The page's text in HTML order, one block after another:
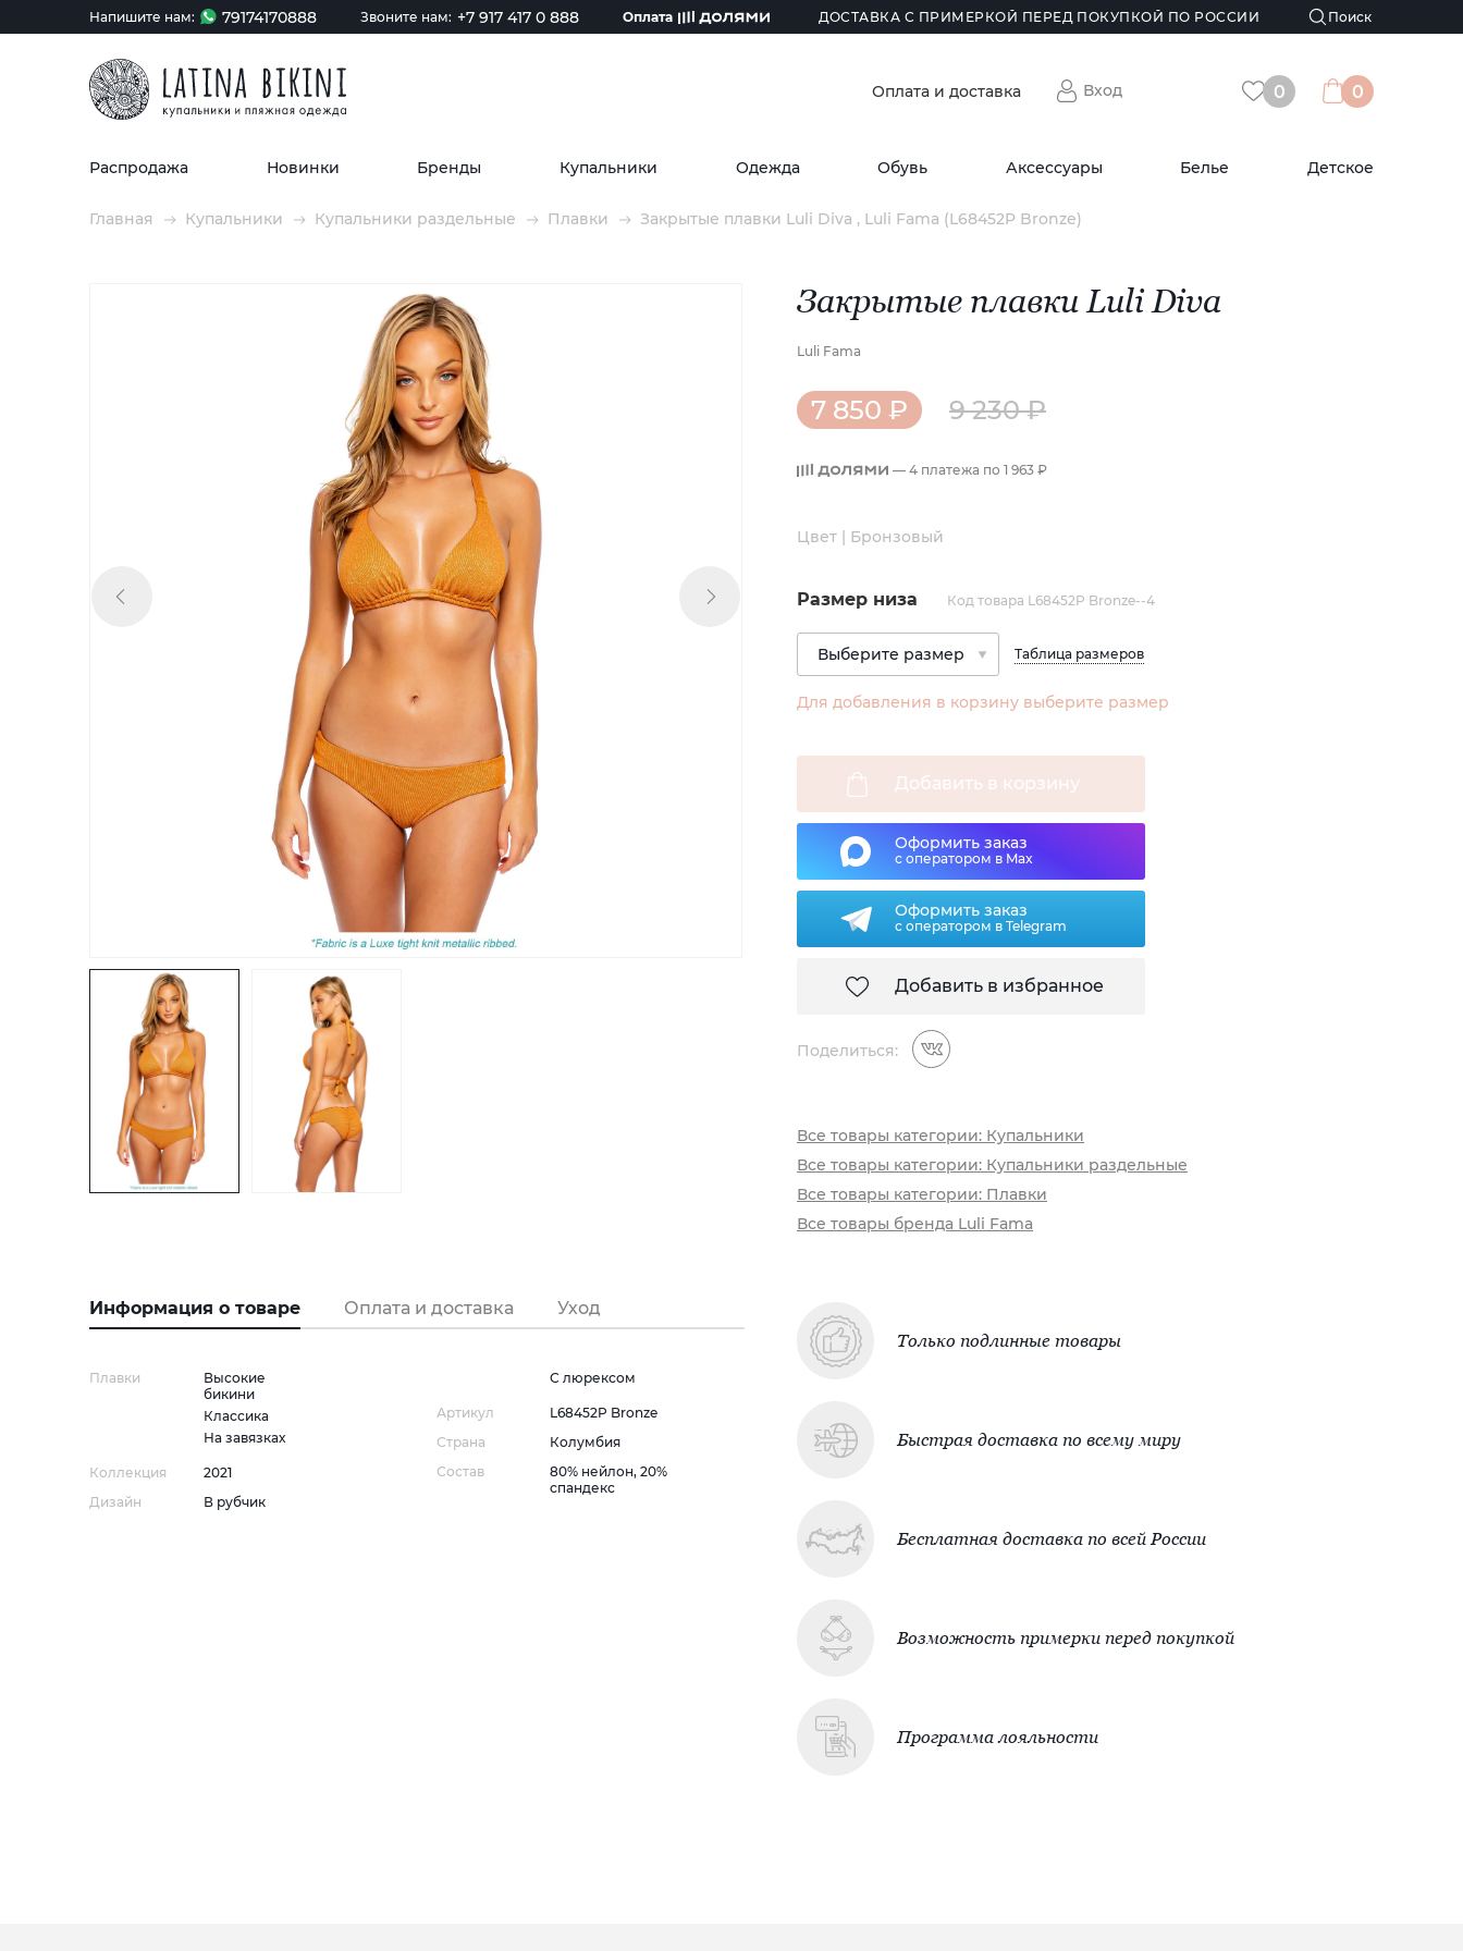
Напишите нам: 79174170888 Звоните нам: +7 917 417 0 888 Оплата ДОСТАВКА С ПРИМЕРКОЙ ПЕРЕД ПОКУПКОЙ ПО РОССИИ
Оплата и доставка Вход 0 0
Распродажа Новинки Бренды Купальники Одежда Обувь Аксессуары Белье Детское
Главная Купальники Купальники раздельные Плавки Закрытые плавки Luli Diva , Luli Fama (L68452P Bronze)
Информация о товаре Оплата и доставка Уход
Плавки
Высокие
бикини
Классика
На завязках
Коллекция
2021
Дизайн
В рубчик
С люрексом
Артикул
L68452P Bronze
Страна
Колумбия
Состав
80% нейлон, 20%
спандекс
Закрытые плавки Luli Diva
Luli Fama
7 850 ₽ 9 230 ₽
— 4 платежа по 1 963 ₽
Цвет | Бронзовый
Размер низа Код товара L68452P Bronze--4
Таблица размеров
Для добавления в корзину выберите размер
Добавить в корзину
Оформить заказ
с оператором в Max
Оформить заказ
с оператором в Telegram
Добавить в избранное
Поделиться:
Все товары категории: Купальники
Все товары категории: Купальники раздельные
Все товары категории: Плавки
Все товары бренда Luli Fama
Только подлинные товары
Быстрая доставка по всему миру
Бесплатная доставка по всей России
Возможность примерки перед покупкой
Программа лояльности